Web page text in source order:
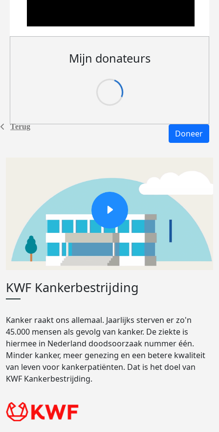
Terug
Mijn donateurs
Doneer
KWF Kankerbestrijding
Kanker raakt ons allemaal. Jaarlijks sterven er zo'n
45.000 mensen als gevolg van kanker. De ziekte is
hiermee in Nederland doodsoorzaak nummer één.
Minder kanker, meer genezing en een betere kwaliteit
van leven voor kankerpatiënten. Dat is het doel van
KWF Kankerbestrijding.